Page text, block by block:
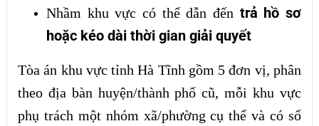
Nhầm khu vực có thể dẫn đến trả hồ sơ
hoặc kéo dài thời gian giải quyết
Tòa án khu vực tỉnh Hà Tĩnh gồm 5 đơn vị, phân
theo địa bàn huyện/thành phố cũ, mỗi khu vực
phụ trách một nhóm xã/phường cụ thể và có số